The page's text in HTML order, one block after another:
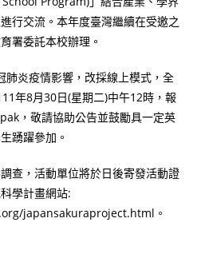
行交流。本年度臺灣繼續在受邀之
署委託本校辦理。
肺炎疫情影響，改採線上模式，全
年8月30日(星期二)中午12時，報
，敬請協助公告並鼓勵具一定英
踴躍參加。
查，活動單位將於日後寄發活動證
學計畫網站:
japansakuraproject.html。